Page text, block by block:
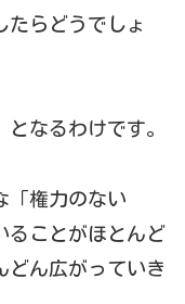
たらどうでしょ
なるわけです。
「権力のない
ることがほとんど
どん広がっていき